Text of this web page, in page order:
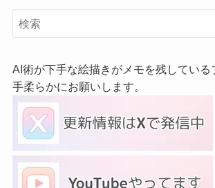
AI術が下手な絵描きがメモを残している
手柔らかにお願いします。